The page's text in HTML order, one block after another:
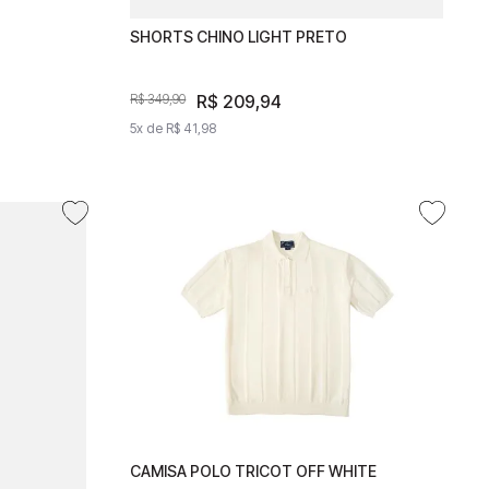
SHORTS CHINO LIGHT PRETO
R$ 349,90 R$ 209,94
5x de R$ 41,98
SHORTS CHINO LIGHT PRETO
R$ 349 90 R$ 209
5x deR$
CAMISA POLO TRICOT OFF WHITE
CAMISA POLO TRICOT OFF WHITE